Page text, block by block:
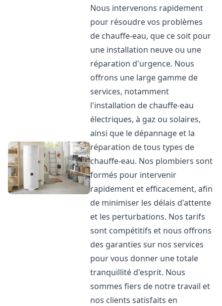
Nous intervenons rapidement
pour résoudre vos problèmes
de chauffe-eau, que ce soit pour
une installation neuve ou une
réparation d'urgence. Nous
offrons une large gamme de
services, notamment
l'installation de chauffe-eau
électriques, à gaz ou solaires,
ainsi que le dépannage et la
réparation de tous types de
chauffe-eau. Nos plombiers sont
formés pour intervenir
rapidement et efficacement, afin
de minimiser les délais d'attente
et les perturbations. Nos tarifs
sont compétitifs et nous offrons
des garanties sur nos services
pour vous donner une totale
tranquillité d'esprit. Nous
sommes fiers de notre travail et
nos clients satisfaits en